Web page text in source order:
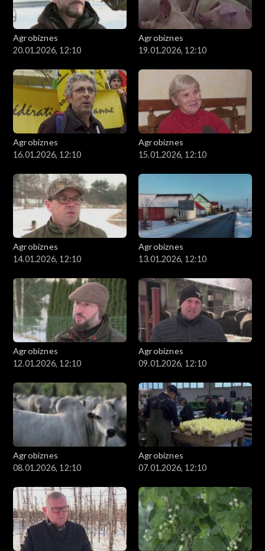
Agrobiznes
20.01.2026, 12:10
Agrobiznes
19.01.2026, 12:10
Agrobiznes
16.01.2026, 12:10
Agrobiznes
15.01.2026, 12:10
Agrobiznes
14.01.2026, 12:10
Agrobiznes
13.01.2026, 12:10
Agrobiznes
12.01.2026, 12:10
Agrobiznes
09.01.2026, 12:10
Agrobiznes
08.01.2026, 12:10
Agrobiznes
07.01.2026, 12:10